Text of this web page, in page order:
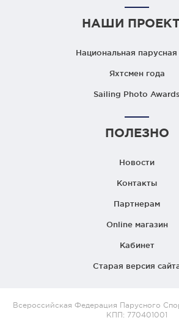
НАШИ
Национальная парусная
Яхтсмен года
Sailing Photo Awards
ПОЛЕЗНО
Новости
Контакты
Партнерам
Online магазин
Кабинет
Старая версия
Всероссийская Федерация Парусного
КПП: 770401001